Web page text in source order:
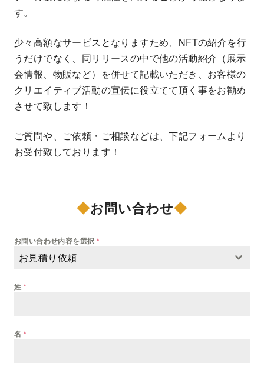
す。
少々高額なサービスとなりますため、NFTの紹介を行
うだけでなく、同リリースの中で他の活動紹介（展示
会情報、物販など）を併せて記載いただき、お客様の
クリエイティブ活動の宣伝に役立てて頂く事をお勧め
させて致します！
ご質問や、ご依頼・ご相談などは、下記フォームより
お受付致しております！
◆お問い合わせ◆
お問い合わせ内容を選択 *
お見積り依頼
姓 *
名 *